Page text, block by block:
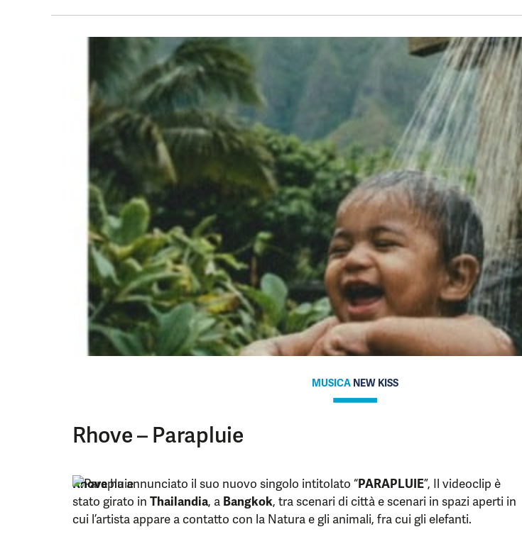
MUSICANEW KISS
Rhove – Parapluie
Rhoveha annunciato il suo nuovo singolo intitolato “PARAPLUIE”, Il videoclip è
stato girato in Thailandia, a Bangkok, tra scenari di città e scenari in spazi aperti in
cui l’artista appare a contatto con la Natura e gli animali, fra cui gli elefanti.